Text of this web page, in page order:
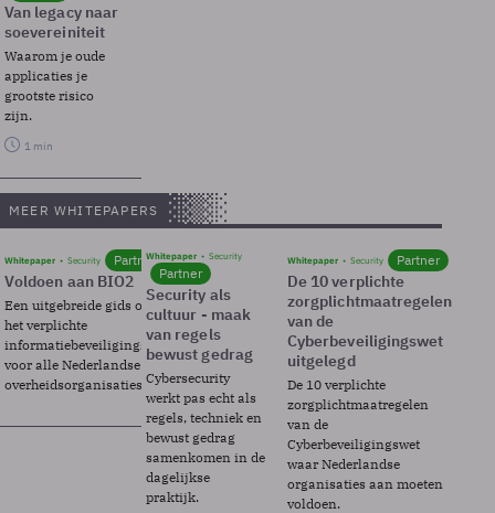
Van legacy naar
soevereiniteit
Waarom je oude
applicaties je
grootste risico
zijn.
1 min
MEER WHITEPAPERS
Whitepaper Security Partner
Voldoen aan BIO2
Een uitgebreide gids over BIO2,
het verplichte
informatiebeveiligingsframework
voor alle Nederlandse
overheidsorganisaties.
Whitepaper Security
Partner
Security als
cultuur - maak
van regels
bewust gedrag
Cybersecurity
werkt pas echt als
regels, techniek en
bewust gedrag
samenkomen in de
dagelijkse
praktijk.
Whitepaper Security Partner
De 10 verplichte
zorgplichtmaatregelen
van de
Cyberbeveiligingswet
uitgelegd
De 10 verplichte
zorgplichtmaatregelen
van de
Cyberbeveiligingswet
waar Nederlandse
organisaties aan moeten
voldoen.